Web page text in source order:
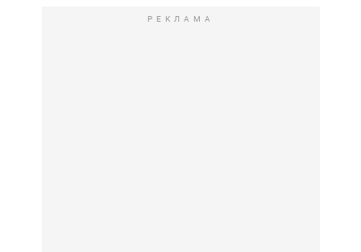
РЕКЛАМА